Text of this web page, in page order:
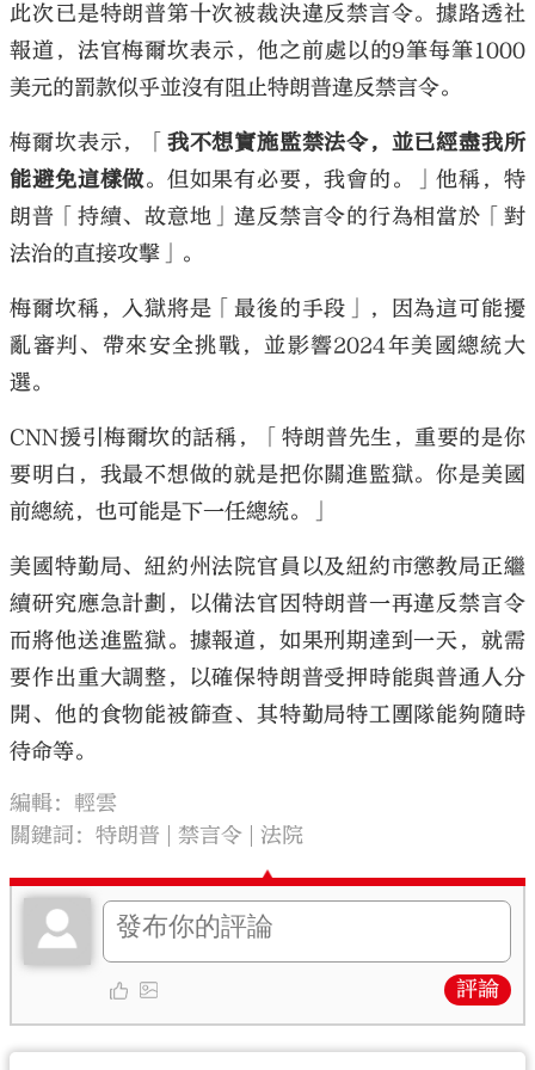
此次已是特朗普第十次被裁決違反禁言令。據路透社
報道，法官梅爾坎表示，他之前處以的9筆每筆1000
美元的罰款似乎並沒有阻止特朗普違反禁言令。
梅爾坎表示，「 我不想實施監禁法令，並已經盡我所
能避免這樣做。但如果有必要，我會的。」他稱，特
朗普「持續、故意地」違反禁言令的行為相當於「對
法治的直接攻擊」。
梅爾坎稱，入獄將是「最後的手段」，因為這可能擾
亂審判、帶來安全挑戰，並影響2024年美國總統大
選。
CNN援引梅爾坎的話稱，「特朗普先生，重要的是你
要明白，我最不想做的就是把你關進監獄。你是美國
前總統，也可能是下一任總統。」
美國特勤局、紐約州法院官員以及紐約市懲教局正繼
續研究應急計劃，以備法官因特朗普一再違反禁言令
而將他送進監獄。據報道，如果刑期達到一天，就需
要作出重大調整，以確保特朗普受押時能與普通人分
開、他的食物能被篩查、其特勤局特工團隊能夠隨時
待命等。
編輯：輕雲
關鍵詞：特朗普 禁言令 法院
評論